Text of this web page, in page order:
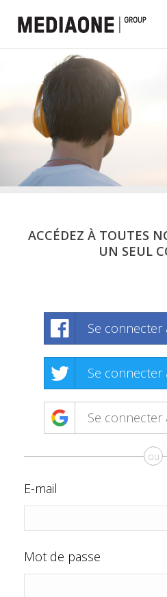
ACCÉDEZ À TOUTES
UN SEUL
Se connecter
Se connecter
Se connecter
ou
E-mail
Mot de passe